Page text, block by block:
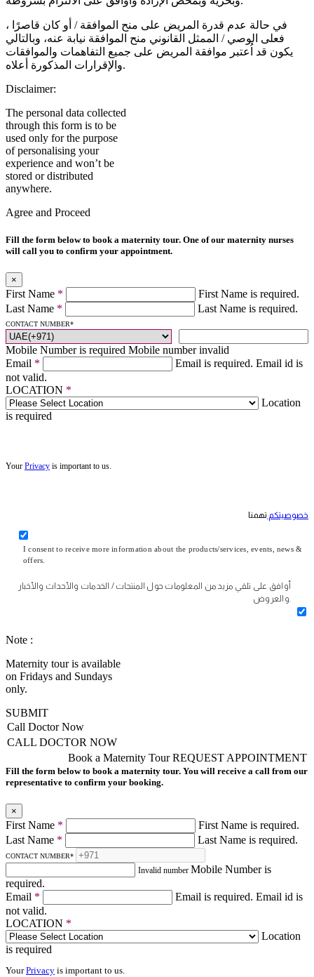
في حالة عدم قدرة المريض على منح الموافقة / أو كان قاصرًا ،
فعلى الوصي / الممثل القانوني منح الموافقة نيابة عنه، وبالتالي
يكون قد اُعتبر موافقة المريض على جميع التفاهمات والموافقات
والإقرارات المذكورة أعلاه.
Disclaimer:
The personal data collected
through this form is to be
used only for the purpose
of personalising your
experience and won’t be
stored or distributed
anywhere.
Agree and Proceed
Fill the form below to book a maternity tour. One of our maternity nurses
will call you to confirm your appointment.
×
First Name *
First Name is required.
Last Name * Last Name is required.
CONTACT NUMBER*
Mobile Number is required Mobile number invalid
Email * Email is required. Email id is
not valid.
LOCATION *
Location
is required
Your Privacy is important to us.
خصوصيتكم تهمنا
I consent to receive more information about the products/services, events, news &
offers.
أوافق على تلقي مزيد من المعلومات حول المنتجات / الخدمات والأحداث والأخبار
والعروض.
Note :
Maternity tour is available
on Fridays and Sundays
only.
SUBMIT
Call Doctor Now
CALL DOCTOR NOW
REQUEST APPOINTMENT
Book a Maternity Tour
Fill the form below to book a maternity tour. You will receive a call from our
representative to confirm your booking.
×
First Name *
First Name is required.
Last Name * Last Name is required.
CONTACT NUMBER*
Invalid number Mobile Number is
required.
Email * Email is required. Email id is
not valid.
LOCATION *
Location
is required
YourPrivacy is important to us.